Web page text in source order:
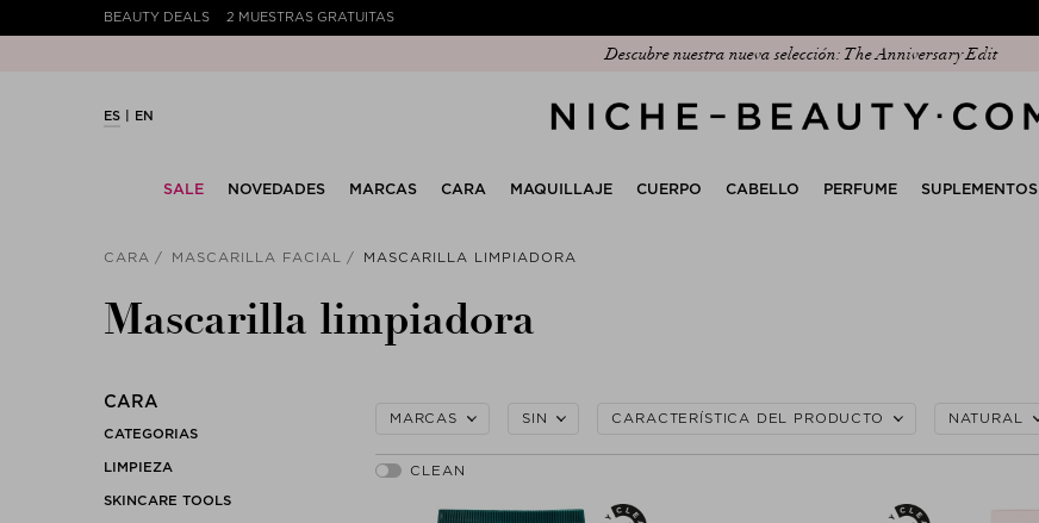
BEAUTY DEALS 2 MUESTRAS GRATUITAS
Descubre nuestra nueva selección: The Anniversary Edit
ES EN
SALE NOVEDADES MARCAS CARA MAQUILLAJE CUERPO CABELLO PERFUME SUPLEMENTOS
CARA MASCARILLA FACIAL MASCARILLA LIMPIADORA
Mascarilla limpiadora
CARA
CATEGORIAS
LIMPIEZA
SKINCARE TOOLS
MARCAS SIN CARACTERÍSTICA DEL PRODUCTO NATURAL